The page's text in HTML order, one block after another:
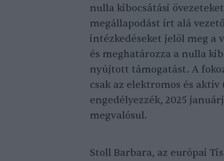
nulla kibocsátási
megállapodást írt alá
intézkedéseket jelöl meg a
és meghatározza a nulla
nyújtott támogatást. A
csak az elektromos és aktív
engedélyezzék, 2025
megvalósul.
Stoll Barbara, az európai